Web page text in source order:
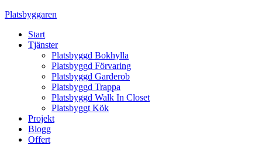
Skip
content
Platsbyggaren
Start
Tjänster
Platsbyggd Bokhylla
Platsbyggd Förvaring
Platsbyggd Garderob
Platsbyggd Trappa
Platsbyggd Walk In Closet
Platsbyggt Kök
Projekt
Blogg
Offert